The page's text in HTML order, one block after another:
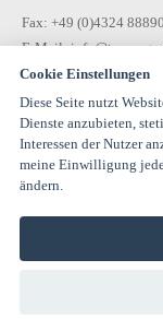
Fax: +49 (0)4324
E-Mail: info@tecon-
Cookie Einstellungen
Diese Seite nutzt
Dienste anzubieten,
Interessen der Nutzer
meine Einwilligung
ändern.